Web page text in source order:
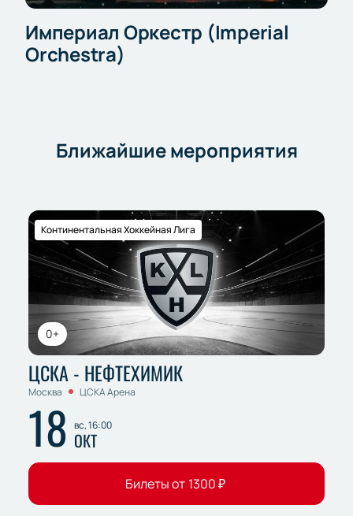
Империал Оркестр (Imperial
Orchestra)
Ближайшие мероприятия
0+
Континентальная Хоккейная Лига
ЦСКА - НЕФТЕХИМИК
Москва ЦСКА Арена
18 вс, 16:00
ОКТ
Билеты от 1300₽